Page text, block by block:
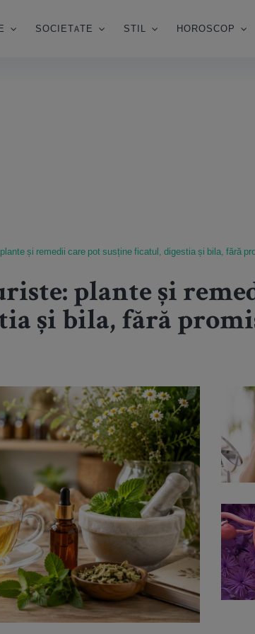
SOCIETATE STIL HOROSCOP
și remedii care pot susține ficatul, digestia și bila, fără
plante și
și bila, fără